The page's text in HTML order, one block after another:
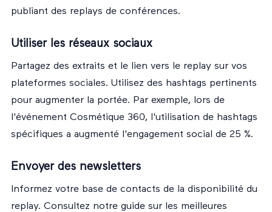
publiant des replays de conférences.
Utiliser les réseaux sociaux
Partagez des extraits et le lien vers le replay sur vos
plateformes sociales. Utilisez des hashtags pertinents
pour augmenter la portée. Par exemple, lors de
l'événement Cosmétique 360, l'utilisation de hashtags
spécifiques a augmenté l'engagement social de 25 %.
Envoyer des newsletters
Informez votre base de contacts de la disponibilité du
replay. Consultez notre guide sur les meilleures